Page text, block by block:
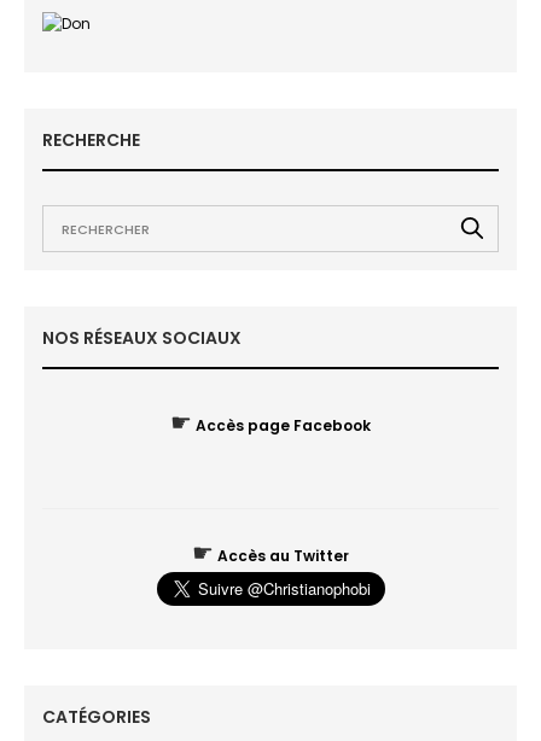
RECHERCHE
NOS RÉSEAUX SOCIAUX
☛ Accès page Facebook
☛ Accès au Twitter
CATÉGORIES